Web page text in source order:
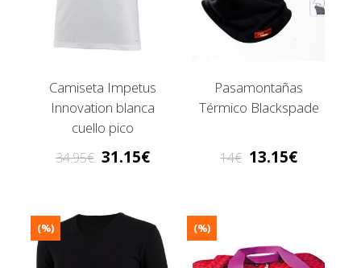
Camiseta Impetus
Innovation blanca
cuello pico
34.95 31.15
Pasamontañas
Térmico Blackspade
14 13.15
(%) (%)